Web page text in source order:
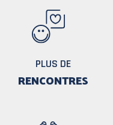
PLUS DE
RENCONTRES